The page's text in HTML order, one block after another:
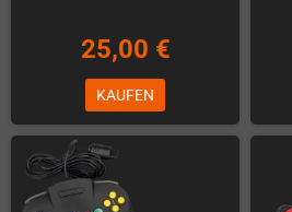
25,00 €
KAUFEN